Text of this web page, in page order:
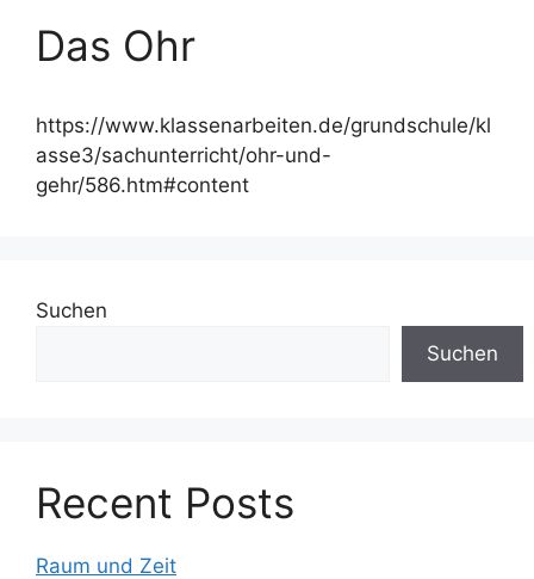
Das Ohr
https://www.klassenarbeiten.de/grundschule/kl
asse3/sachunterricht/ohr-und-
gehr/586.htm#content
Suchen
Suchen
Recent Posts
Raum und Zeit